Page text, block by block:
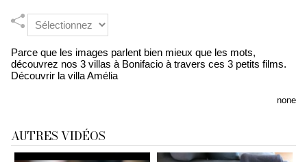
Parce que les images parlent bien mieux que les mots,
découvrez nos 3 villas à Bonifacio à travers ces 3 petits films.
Découvrir la villa Amélia
none
AUTRES VIDÉOS